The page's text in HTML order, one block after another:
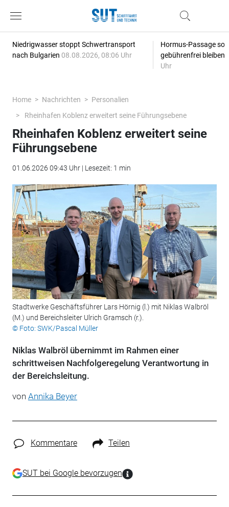
Niedrigwasser stoppt Schwertransport
nach Bulgarien 08.08.2026, 08:06 Uhr
Hormus-Passage
gebührenfrei bleiben
Uhr
Home Nachrichten
Personalien
Rheinhafen Koblenz erweitert seine Führungsebene
Rheinhafen Koblenz erweitert seine
Führungsebene
01.06.2026 09:43 Uhr | Lesezeit: 1 min
Stadtwerke Geschäftsführer Lars Hörnig (l.) mit Niklas Walbröl
(M.) und Bereichsleiter Ulrich Gramsch (r.).
© Foto: SWK/Pascal Müller
Niklas Walbröl übernimmt im Rahmen einer
schrittweisen Nachfolgeregelung Verantwortung in
der Bereichsleitung.
von Annika Beyer
Kommentare Teilen
SUT bei Google bevorzugen